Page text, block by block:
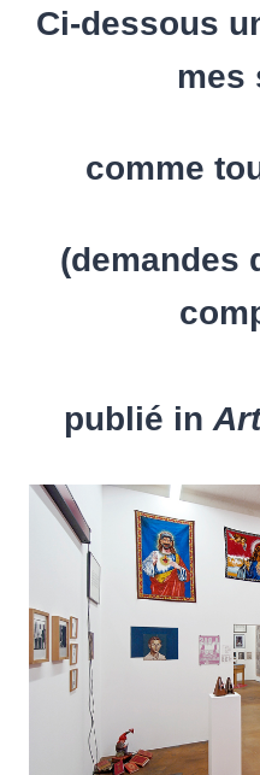
Ci-dessous
mes
comme
(demandes
publié in